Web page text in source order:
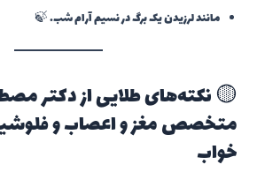
مانند لرزیدن یک برگ در نسیم آرام شب. 🍃
🟡 نکته‌های طلایی از دکتر
متخصص مغز و اعصاب و
خواب